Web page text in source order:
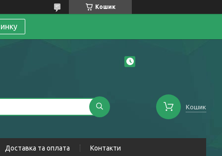
Кошик
Кошик
Доставка та оплата Контакти